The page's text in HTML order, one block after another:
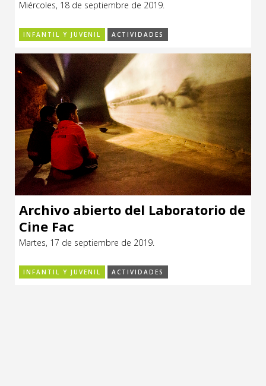
Espacio itinerante de lectura infantil
Formación
Género y Diversidad
Infantil y Juvenil
Letras
Medio Ambiente
Música
Sin categoría
Miércoles, 18 de septiembre de 2019.
INFANTIL Y JUVENIL ACTIVIDADES
Archivo abierto del Laboratorio de
Cine Fac
Martes, 17 de septiembre de 2019.
INFANTIL Y JUVENIL ACTIVIDADES